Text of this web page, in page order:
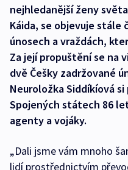
nejhledanější ženy
Káida, se objevuje stále
únosech a vraždách,
Za její propuštění se na
dvě Češky zadržované
Neuroložka Siddíkíová
Spojených státech 86
agenty a vojáky.
„Dali jsme vám mnoho
lidí prostřednictvím